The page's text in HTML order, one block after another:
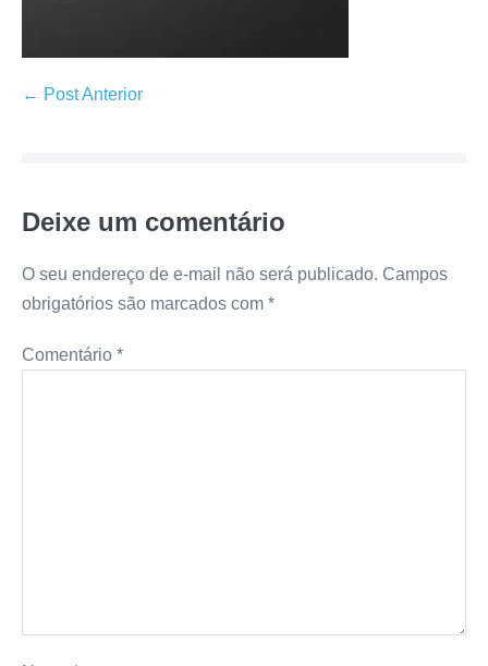
← Post Anterior
Deixe um comentário
O seu endereço de e-mail não será publicado. Campos
obrigatórios são marcados com *
Comentário *